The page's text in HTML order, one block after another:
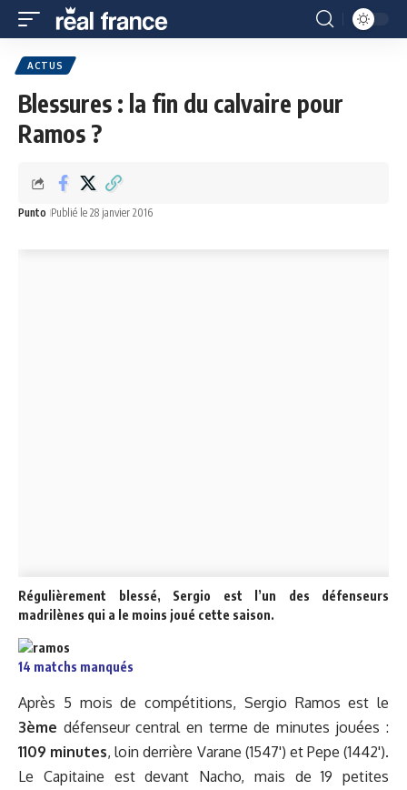
ACTUS
Blessures : la fin du calvaire pour
Ramos ?
Punto Publié le 28 janvier 2016
Régulièrement blessé, Sergio est l’un des défenseurs
madrilènes qui a le moins joué cette saison.
14 matchs manqués
Après 5 mois de compétitions, Sergio Ramos est le
3ème défenseur central en terme de minutes jouées :
1109 minutes, loin derrière Varane (1547') et Pepe (1442').
Le Capitaine est devant Nacho, mais de 19 petites